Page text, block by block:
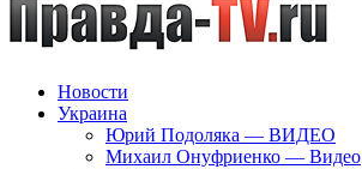
Новости
Украина
Юрий Подоляка — ВИДЕО
Михаил Онуфриенко — Видео